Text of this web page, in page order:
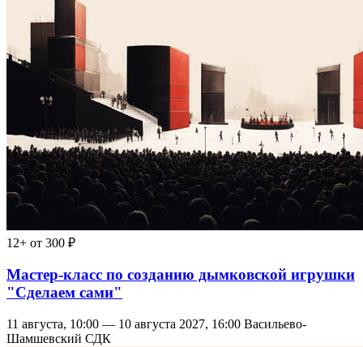
12+ от 300 ₽
Мастер-класс по созданию дымковской игрушки
"Сделаем сами"
11 августа, 10:00 — 10 августа 2027, 16:00 Васильево-
Шамшевский СДК